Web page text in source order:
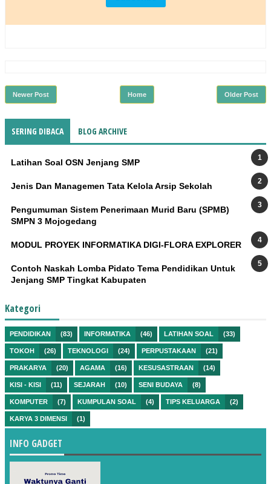
Newer Post Older Post
Home
SERING DIBACA BLOG ARCHIVE
Latihan Soal OSN Jenjang SMP
Jenis Dan Managemen Tata Kelola Arsip Sekolah
Pengumuman Sistem Penerimaan Murid Baru (SPMB)
SMPN 3 Mojogedang
MODUL PROYEK INFORMATIKA DIGI-FLORA EXPLORER
Contoh Naskah Lomba Pidato Tema Pendidikan Untuk
Jenjang SMP Tingkat Kabupaten
Kategori
PENDIDIKAN (83) INFORMATIKA (46) LATIHAN SOAL (33)
TOKOH (26) TEKNOLOGI (24) PERPUSTAKAAN (21)
PRAKARYA (20) AGAMA (16) KESUSASTRAAN (14)
KISI - KISI (11) SEJARAH (10) SENI BUDAYA (8)
KOMPUTER (7) KUMPULAN SOAL (4) TIPS KELUARGA (2)
KARYA 3 DIMENSI (1)
INFO GADGET